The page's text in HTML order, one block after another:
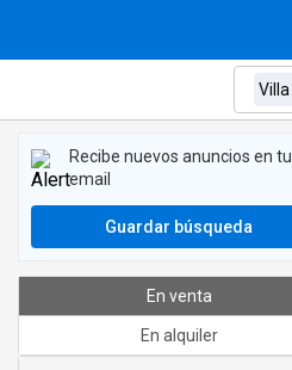
Recibe nuevos anuncios en tu
email
Guardar búsqueda
En venta
En alquiler